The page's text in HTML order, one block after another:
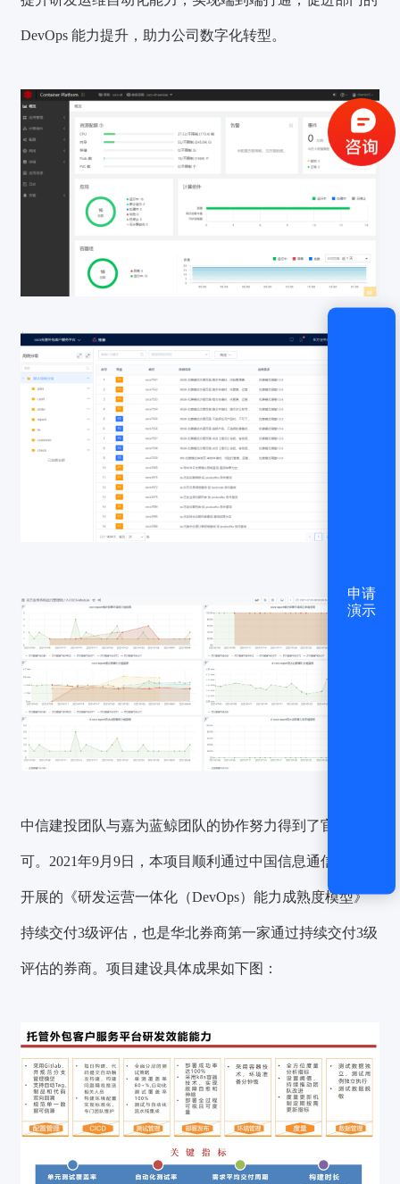
DevOps 能力提升，助力公司数字化转型。
中信建投团队与嘉为蓝鲸团队的协作努力得到了官方认
可。 2021年9月9日，本项目顺利通过中国信息通信研究院
开展的《研发运营一体化（DevOps）能力成熟度模型》
持续交付3级评估，也是华北券商第一家通过持续交付3级
评估的券商。项目建设具体成果如下图：
获取验证码
登录
还没有账号？立即注册
申请
演示